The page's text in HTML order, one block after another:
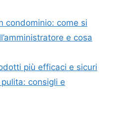
condominio: come si
e cosa
più efficaci e sicuri
consigli e